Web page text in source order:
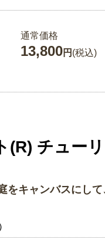
通常価格
13,800円 (税込)
(R) チュー
キャンバスにして